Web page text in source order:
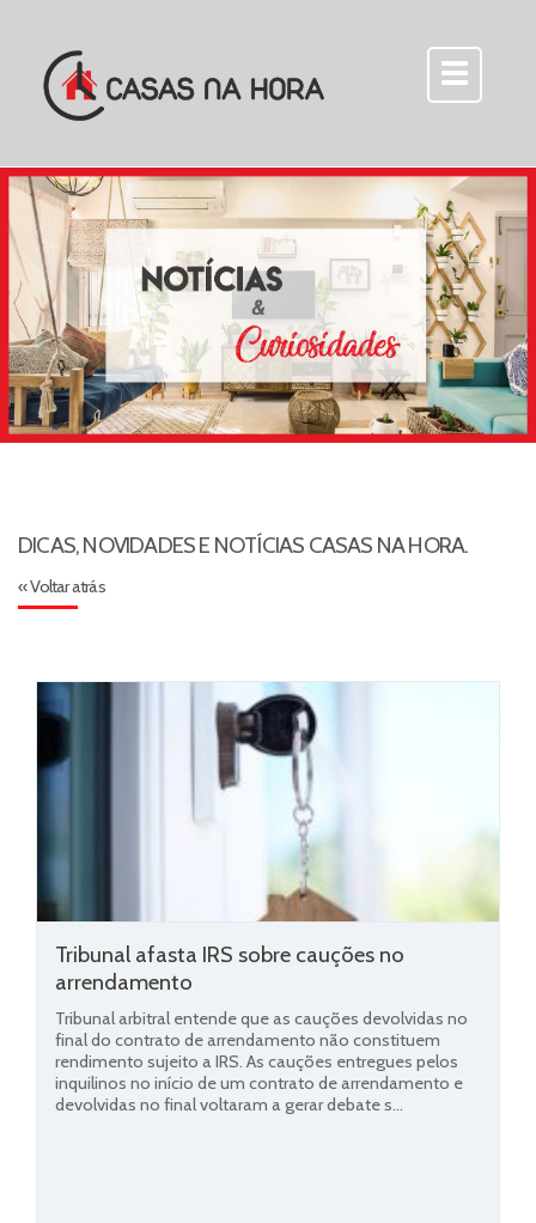
DICAS, NOVIDADES E NOTÍCIAS CASAS NA HORA.
« Voltar atrás
Tribunal afasta IRS sobre cauções no
arrendamento
Tribunal arbitral entende que as cauções devolvidas no
final do contrato de arrendamento não constituem
rendimento sujeito a IRS. As cauções entregues pelos
inquilinos no início de um contrato de arrendamento e
devolvidas no final voltaram a gerar debate s...